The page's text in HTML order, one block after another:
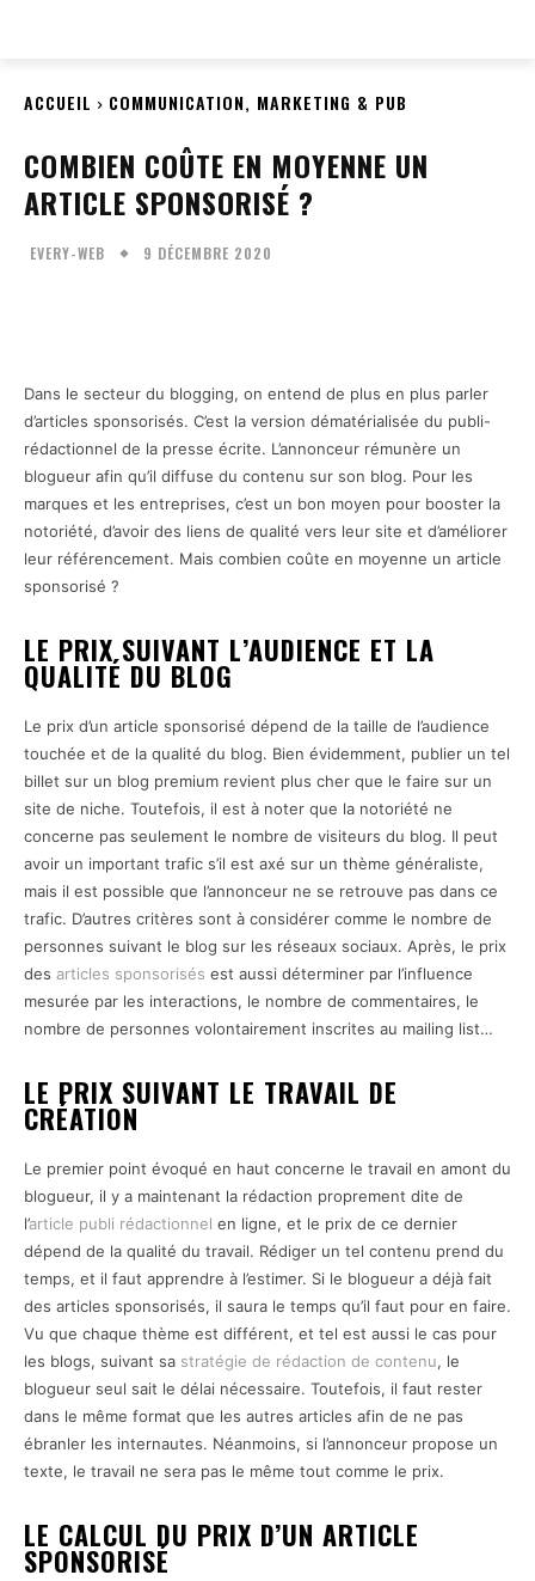
ACCUEIL COMMUNICATION, MARKETING & PUB
COMBIEN COÛTE EN MOYENNE UN
ARTICLE SPONSORISÉ ?
EVERY-WEB 9 DÉCEMBRE 2020
Dans le secteur du blogging, on entend de plus en plus parler
d’articles sponsorisés. C’est la version dématérialisée du publi-
rédactionnel de la presse écrite. L’annonceur rémunère un
blogueur afin qu’il diffuse du contenu sur son blog. Pour les
marques et les entreprises, c’est un bon moyen pour booster la
notoriété, d’avoir des liens de qualité vers leur site et d’améliorer
leur référencement. Mais combien coûte en moyenne un article
sponsorisé ?
LE PRIX SUIVANT L’AUDIENCE ET LA
QUALITÉ DU BLOG
Le prix d’un article sponsorisé dépend de la taille de l’audience
touchée et de la qualité du blog. Bien évidemment, publier un tel
billet sur un blog premium revient plus cher que le faire sur un
site de niche. Toutefois, il est à noter que la notoriété ne
concerne pas seulement le nombre de visiteurs du blog. Il peut
avoir un important trafic s’il est axé sur un thème généraliste,
mais il est possible que l’annonceur ne se retrouve pas dans ce
trafic. D’autres critères sont à considérer comme le nombre de
personnes suivant le blog sur les réseaux sociaux. Après, le prix
des articles sponsorisés est aussi déterminer par l’influence
mesurée par les interactions, le nombre de commentaires, le
nombre de personnes volontairement inscrites au mailing list…
LE PRIX SUIVANT LE TRAVAIL DE
CRÉATION
Le premier point évoqué en haut concerne le travail en amont du
blogueur, il y a maintenant la rédaction proprement dite de
l’article publi rédactionnel en ligne, et le prix de ce dernier
dépend de la qualité du travail. Rédiger un tel contenu prend du
temps, et il faut apprendre à l’estimer. Si le blogueur a déjà fait
des articles sponsorisés, il saura le temps qu’il faut pour en faire.
Vu que chaque thème est différent, et tel est aussi le cas pour
les blogs, suivant sa stratégie de rédaction de contenu, le
blogueur seul sait le délai nécessaire. Toutefois, il faut rester
dans le même format que les autres articles afin de ne pas
ébranler les internautes. Néanmoins, si l’annonceur propose un
texte, le travail ne sera pas le même tout comme le prix.
LE CALCUL DU PRIX D’UN ARTICLE
SPONSORISÉ